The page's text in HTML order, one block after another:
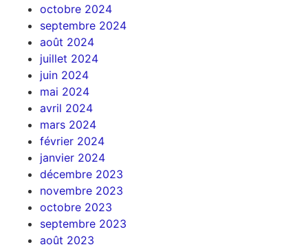
octobre 2024
septembre 2024
août 2024
juillet 2024
juin 2024
mai 2024
avril 2024
mars 2024
février 2024
janvier 2024
décembre 2023
novembre 2023
octobre 2023
septembre 2023
août 2023